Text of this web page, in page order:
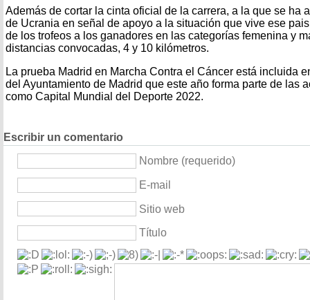
Además de cortar la cinta oficial de la carrera, a la que se ha
de Ucrania en señal de apoyo a la situación que vive ese
de los trofeos a los ganadores en las categorías femenina y
distancias convocadas, 4 y 10 kilómetros.
La prueba Madrid en Marcha Contra el Cáncer está incluida
del Ayuntamiento de Madrid que este año forma parte de las
como Capital Mundial del Deporte 2022.
Escribir un comentario
Nombre (requerido)
E-mail
Sitio web
Título